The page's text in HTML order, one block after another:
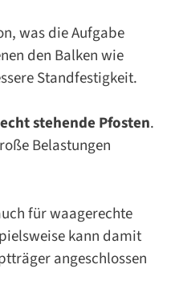
was die Aufgabe
den Balken wie
Standfestigkeit.
stehende Pfosten.
Belastungen
für waagerechte
kann damit
angeschlossen